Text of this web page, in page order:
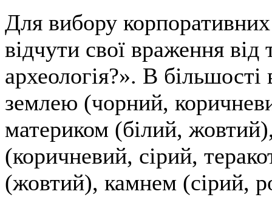
Для вибору
відчути свої враження від
археологія?». В більшості
землею (чорний,
материком (білий,
(коричневий, сірий,
(жовтий), камнем (сірий,